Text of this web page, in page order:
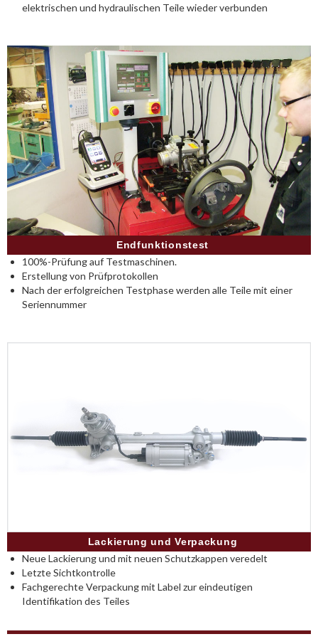
elektrischen und hydraulischen Teile wieder verbunden
Endfunktionstest
100%-Prüfung auf Testmaschinen.
Erstellung von Prüfprotokollen
Nach der erfolgreichen Testphase werden alle Teile mit einer
Seriennummer
Lackierung und Verpackung
Neue Lackierung und mit neuen Schutzkappen veredelt
Letzte Sichtkontrolle
Fachgerechte Verpackung mit Label zur eindeutigen
Identifikation des Teiles